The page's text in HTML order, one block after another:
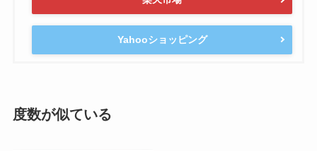
Yahooショッピング
度数が似ている